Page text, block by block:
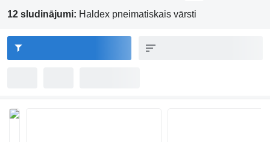
12 sludinājumi: Haldex pneimatiskais vārsti